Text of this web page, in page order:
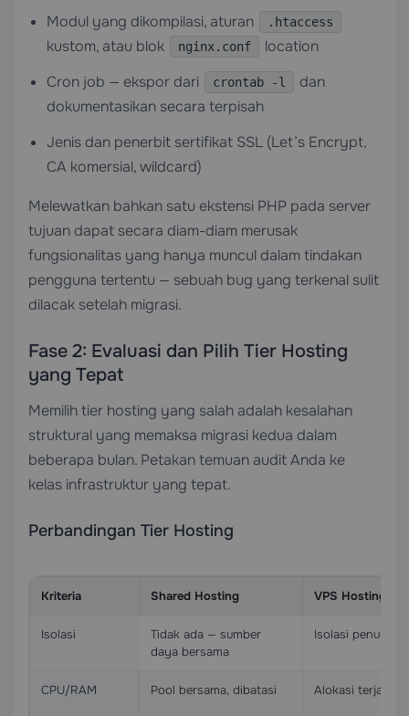
Modul yang dikompilasi, aturan
.htaccess
kustom, atau blok nginx.conf
location
Cron job — ekspor dari
crontab -l
dan
dokumentasikan secara terpisah
Jenis dan penerbit sertifikat SSL (Let’s Encrypt,
CA komersial, wildcard)
Melewatkan bahkan satu ekstensi PHP pada server
tujuan dapat secara diam-diam merusak
fungsionalitas yang hanya muncul dalam tindakan
pengguna tertentu — sebuah bug yang terkenal sulit
dilacak setelah migrasi.
Fase 2: Evaluasi dan Pilih Tier Hosting
yang Tepat
Memilih tier hosting yang salah adalah kesalahan
struktural yang memaksa migrasi kedua dalam
beberapa bulan. Petakan temuan audit Anda ke
kelas infrastruktur yang tepat.
Perbandingan Tier Hosting
Kriteria Shared Hosting VPS Hosting
Isolasi
Tidak ada — sumber
daya bersama
Isolasi penuh
CPU/RAM Pool bersama, dibatasi Alokasi terjamin